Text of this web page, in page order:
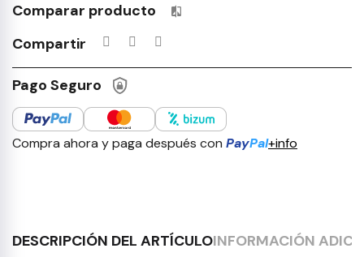
Comparar producto Productos incluidos en tu lista
Compartir
Pago Seguro
Compra ahora y paga después con PayPal+info
DESCRIPCIÓN DEL ARTÍCULOINFORMACIÓN